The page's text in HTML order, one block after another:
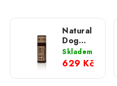
Natural
Dog
Company
Ochranný
vosk na
tlapky -
Skladem
629 Kč